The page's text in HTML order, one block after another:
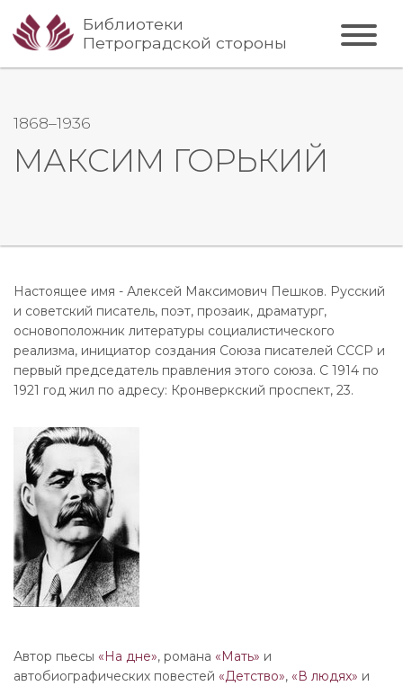
Библиотеки
Петроградской стороны
1868–1936
МАКСИМ ГОРЬКИЙ
Настоящее имя - Алексей Максимович Пешков. Русский
и советский писатель, поэт, прозаик, драматург,
основоположник литературы социалистического
реализма, инициатор создания Союза писателей СССР и
первый председатель правления этого союза. С 1914 по
1921 год жил по адресу: Кронверкский проспект, 23.
Автор пьесы «На дне», романа «Мать» и
автобиографических повестей «Детство», «В людях» и